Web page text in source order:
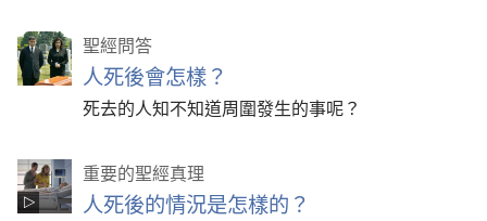
聖經問答
人死後會怎樣？
死去的人知不知道周圍發生的事呢？
重要的聖經真理
人死後的情況是怎樣的？